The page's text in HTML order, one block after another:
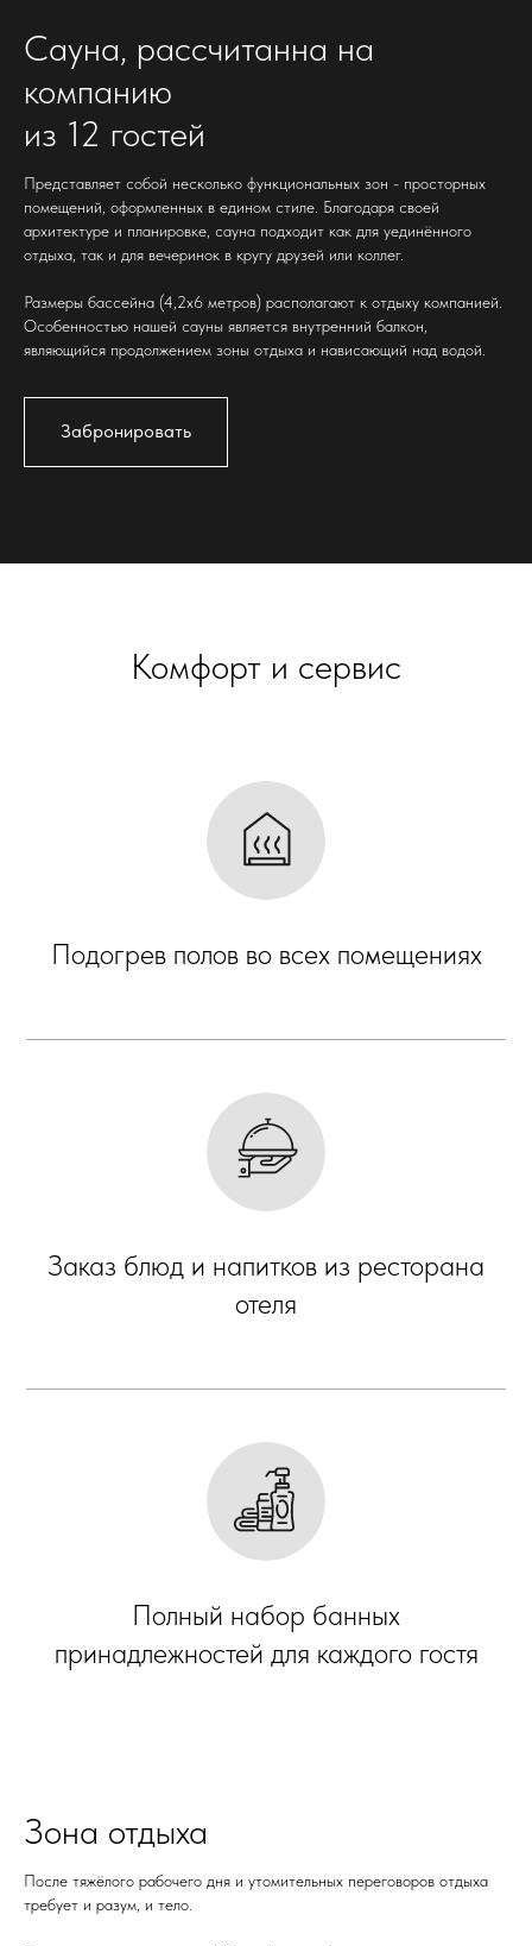
Сауна, рассчитанна на
компанию
из 12 гостей
Представляет собой несколько функциональных зон - просторных
помещений, оформленных в едином стиле. Благодаря своей
архитектуре и планировке, сауна подходит как для уединённого
отдыха, так и для вечеринок в кругу друзей или коллег.
Размеры бассейна (4,2x6 метров) располагают к отдыху компанией.
Особенностью нашей сауны является внутренний балкон,
являющийся продолжением зоны отдыха и нависающий над водой.
Забронировать
Комфорт и сервис
Подогрев полов во всех помещениях
Заказ блюд и напитков из ресторана
отеля
Полный набор банных
принадлежностей для каждого гостя
Зона отдыха
После тяжёлого рабочего дня и утомительных переговоров отдыха
требует и разум, и тело.